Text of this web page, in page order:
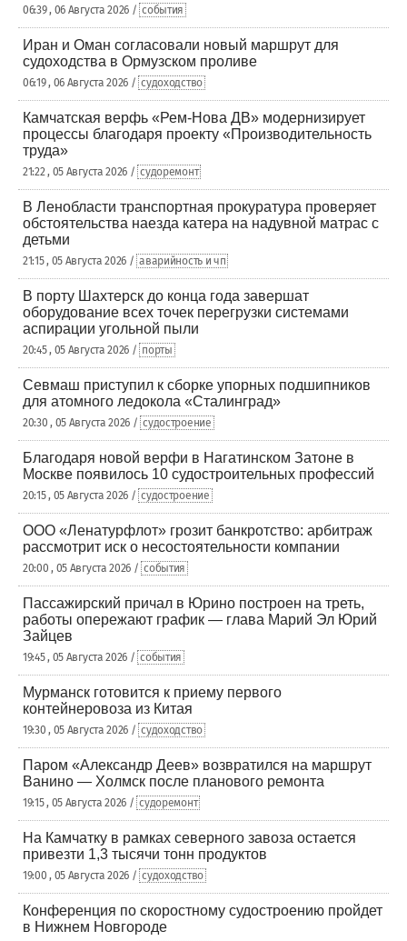
06:39 , 06 Августа 2026 / события
Иран и Оман согласовали новый маршрут для
судоходства в Ормузском проливе
06:19 , 06 Августа 2026 / судоходство
Камчатская верфь «Рем-Нова ДВ» модернизирует
процессы благодаря проекту «Производительность
труда»
21:22 , 05 Августа 2026 / судоремонт
В Ленобласти транспортная прокуратура проверяет
обстоятельства наезда катера на надувной матрас с
детьми
21:15 , 05 Августа 2026 / аварийность и чп
В порту Шахтерск до конца года завершат
оборудование всех точек перегрузки системами
аспирации угольной пыли
20:45 , 05 Августа 2026 / порты
Севмаш приступил к сборке упорных подшипников
для атомного ледокола «Сталинград»
20:30 , 05 Августа 2026 / судостроение
Благодаря новой верфи в Нагатинском Затоне в
Москве появилось 10 судостроительных профессий
20:15 , 05 Августа 2026 / судостроение
ООО «Ленатурфлот» грозит банкротство: арбитраж
рассмотрит иск о несостоятельности компании
20:00 , 05 Августа 2026 / события
Пассажирский причал в Юрино построен на треть,
работы опережают график — глава Марий Эл Юрий
Зайцев
19:45 , 05 Августа 2026 / события
Мурманск готовится к приему первого
контейнеровоза из Китая
19:30 , 05 Августа 2026 / судоходство
Паром «Александр Деев» возвратился на маршрут
Ванино — Холмск после планового ремонта
19:15 , 05 Августа 2026 / судоремонт
На Камчатку в рамках северного завоза остается
привезти 1,3 тысячи тонн продуктов
19:00 , 05 Августа 2026 / судоходство
Конференция по скоростному судостроению пройдет
в Нижнем Новгороде